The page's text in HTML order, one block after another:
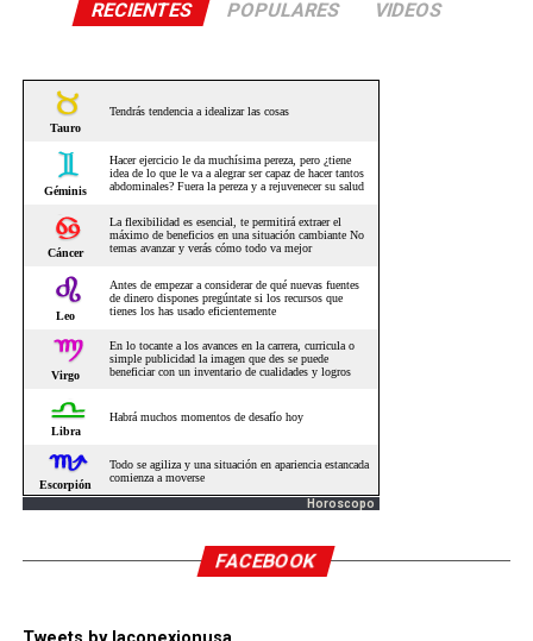
RECIENTES POPULARES VIDEOS
Horoscopo
FACEBOOK